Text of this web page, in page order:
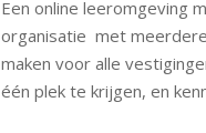
Een online leeromgeving
organisatie met
maken voor alle
één plek te krijgen, en